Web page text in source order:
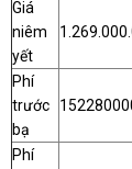
Giá
niêm
yết
Phí
trước
bạ
Phí